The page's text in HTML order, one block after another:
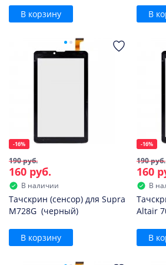
В корзину В
-16%
190 руб.
160 руб.
В наличии
Тачскрин (сенсор) для Supra
M728G (черный)
В корзину
-16%
190 руб.
160
В
Altair
В